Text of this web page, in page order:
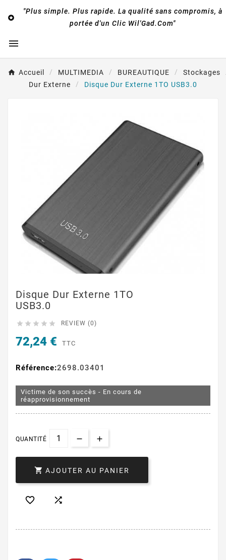

"Plus simple. Plus rapide. La qualité sans compromis, à
portée d'un Clic Wil'Gad.Com"

Accueil MULTIMEDIA BUREAUTIQUE
Stockages
Dur Externe
Disque Dur Externe 1TO USB3.0
Disque Dur Externe 1TO
USB3.0
     REVIEW (0)
72,24 € TTC
Référence:2698.03401
Victime de son succès - En cours de
réapprovisionnement
QUANTITÉ
 AJOUTER AU PANIER
 